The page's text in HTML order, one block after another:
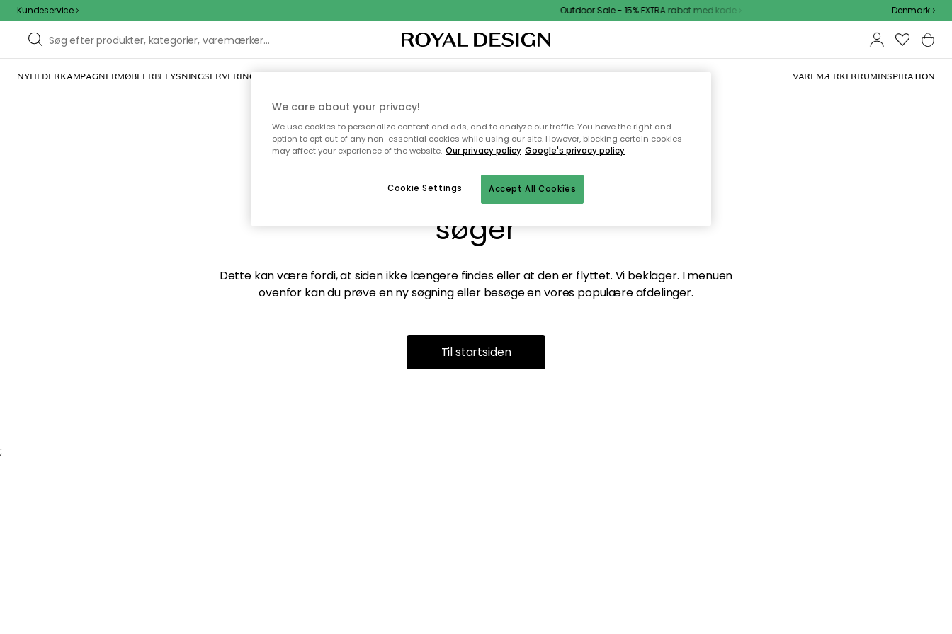
Kundeservice Outdoor Sale - 15% EXTRA rabat med kode Denmark
NYHEDERKAMPAGNERMØBLERBELYSNINGSERVERING INDRETNINGTEKSTIL & TÆPPERKØKKENETOPBEVARINGHAVEMØBLER VAREMÆRKERRUMINSPIRATION
Vi fandt desværre ikke siden du
søger
Dette kan være fordi, at siden ikke længere findes eller at den er flyttet. Vi beklager. I menuen
ovenfor kan du prøve en ny søgning eller besøge en vores populære afdelinger.
Til startsiden
;
We care about your privacy!
We use cookies to personalize content and ads, and to analyze our traffic. You have the right and
option to opt out of any non-essential cookies while using our site. However, blocking certain cookies
may affect your experience of the website. Our privacy policy Google's privacy policy
Accept All Cookies
Cookie Settings